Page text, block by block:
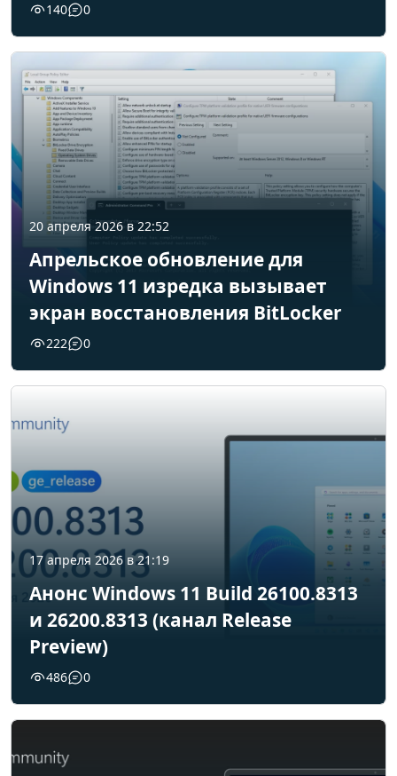
140 0
20 апреля 2026 в 22:52
Апрельское обновление для
Windows 11 изредка вызывает
экран восстановления BitLocker
222 0
17 апреля 2026 в 21:19
Анонс Windows 11 Build 26100.8313
и 26200.8313 (канал Release
Preview)
486 0